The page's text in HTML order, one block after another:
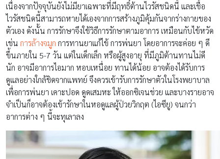
เนื่องจากปัจจุบันยังไม่มียาเฉพาะที่มีฤทธิ์ต้านไวรัสชนิดนี้ และเชื้อ
ไวรัสชนิดนี้สามารถหายได้เองจากการสร้างภูมิคุ้มกันจากร่างกายของ
ตัวเอง ดังนั้น การรักษาจึงใช้วิธีการรักษาตามอาการ เหมือนกับไข้หวัด
เช่น การล้างจมูก การทานยาแก้ไข้ การพ่นยา โดยอาการจะค่อย ๆ ดี
ขึ้นภายใน 5-7 วัน แต่ในเด็กเล็ก หรือผู้สูงอายุ ที่มีภูมิต้านทานไม่ดี
นัก อาจมีอาการไอมาก หอบเหนื่อย ทานได้น้อย อาจต้องได้รับการ
ดูแลอย่างใกล้ชิดจากแพทย์ จึงควรเข้ารับการรักษาตัวในโรงพยาบาล
เพื่อการพ่นยา เคาะปอด ดูดเสมหะ ให้ออกซิเจนช่วย และบางรายอาจ
จำเป็นก็อาจต้องเข้ารักษาในหอดูแลผู้ป่วยวิกฤต (ไอซียู) จนกว่า
อาการต่าง ๆ นี้จะทุเลาลง